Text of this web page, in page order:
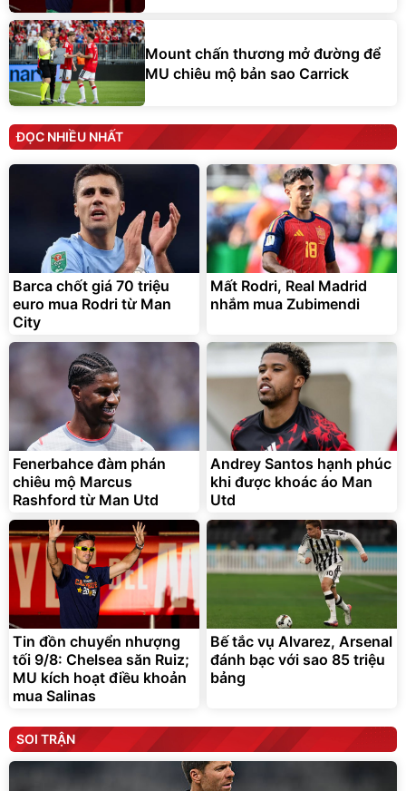
Mount chấn thương mở đường để
MU chiêu mộ bản sao Carrick
ĐỌC NHIỀU NHẤT
Barca chốt giá 70 triệu
euro mua Rodri từ Man
City
Mất Rodri, Real Madrid
nhắm mua Zubimendi
Fenerbahce đàm phán
chiêu mộ Marcus
Rashford từ Man Utd
Andrey Santos hạnh phúc
khi được khoác áo Man
Utd
Tin đồn chuyển nhượng
tối 9/8: Chelsea săn Ruiz;
MU kích hoạt điều khoản
mua Salinas
Bế tắc vụ Alvarez, Arsenal
đánh bạc với sao 85 triệu
bảng
SOI TRẬN